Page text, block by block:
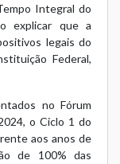
Integral do
explicar que a
legais do
Federal,
no Fórum
o Ciclo 1 do
aos anos de
de 100% das